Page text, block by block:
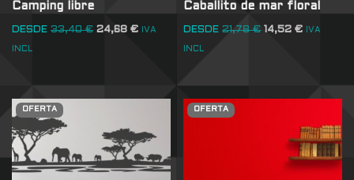
Camping libre
DESDE 33,40€ 24,68 € IVA
INCL
Caballito de mar floral
DESDE 21,78€ 14,52€ IVA
INCL
OFERTA OFERTA